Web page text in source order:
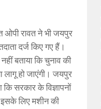
ओपी रावत ने भी जयपुर
दर्ज किए गए हैं।
बताया कि चुनाव की
लागू हो जाएंगी। जयपुर
सरकार के विज्ञापनों
इसके लिए मशीन की